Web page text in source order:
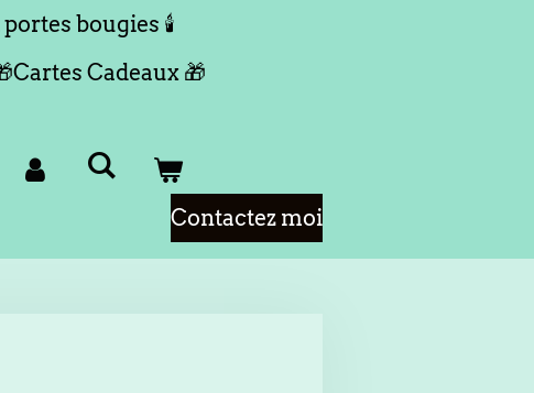
bougies 🕯️
Cadeaux 🎁
Contactez moi